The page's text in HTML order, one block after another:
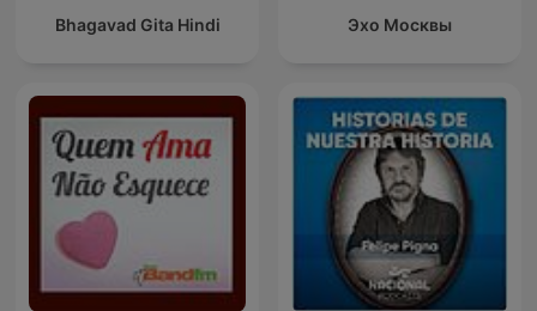
Bhagavad Gita Hindi Эхо Москвы